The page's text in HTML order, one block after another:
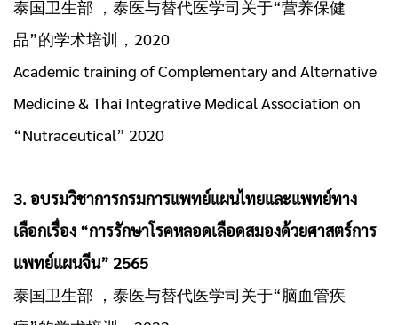
泰国卫生部 ，泰医与替代医学司关于“营养保健
品”的学术培训，2020
Academic training of Complementary and Alternative
Medicine & Thai Integrative Medical Association on
“Nutraceutical” 2020
3. อบรมวิชาการกรมการแพทย์แผนไทยและแพทย์ทาง
เลือกเรื่อง “การรักษาโรคหลอดเลือดสมองด้วยศาสตร์การ
แพทย์แผนจีน” 2565
泰国卫生部 ，泰医与替代医学司关于“脑血管疾